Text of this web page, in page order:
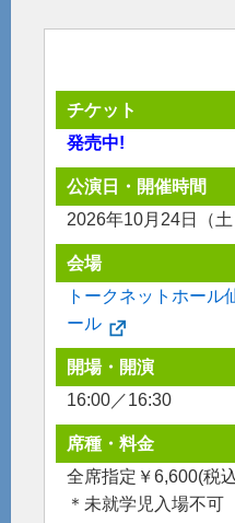
チケット
発売中!
公演日・開催時間
2026年10月24日（土
会場
トークネットホール
ール
開場・開演
16:00／16:30
席種・料金
全席指定￥6,600(税
＊未就学児入場不可